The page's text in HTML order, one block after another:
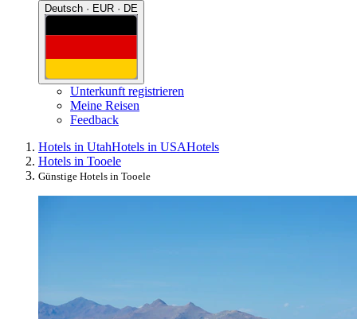
Deutsch · EUR · DE
Unterkunft registrieren
Meine Reisen
Feedback
Hotels in UtahHotels in USAHotels
Hotels in Tooele
Günstige Hotels in Tooele